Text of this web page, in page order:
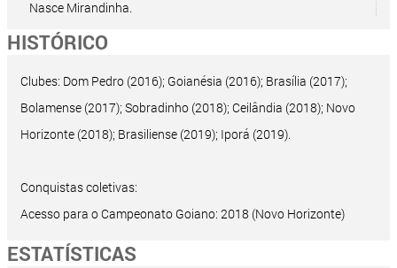
Nasce Mirandinha.
HISTÓRICO
Clubes: Dom Pedro (2016); Goianésia (2016); Brasília (2017);
Bolamense (2017); Sobradinho (2018); Ceilândia (2018); Novo
Horizonte (2018); Brasiliense (2019); Iporá (2019).
Conquistas coletivas:
Acesso para o Campeonato Goiano: 2018 (Novo Horizonte)
ESTATÍSTICAS